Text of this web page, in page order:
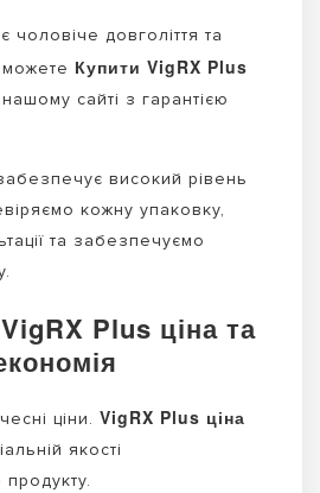
чоловіче довголіття та
Купити VigRX Plus
сайті з гарантією
високий рівень
кожну упаковку,
та забезпечуємо
Plus ціна та
ціни. VigRX Plus ціна
якості